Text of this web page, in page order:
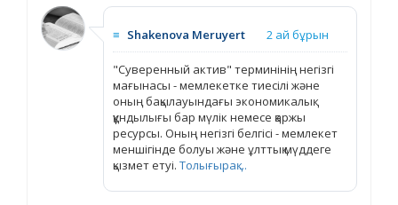
≡ Shakenova Meruyert 2 ай бұрын
"Суверенный актив" терминінің негізгі
мағынасы - мемлекетке тиесілі және
оның бақылауындағы экономикалық
құндылығы бар мүлік немесе қаржы
ресурсы. Оның негізгі белгісі - мемлекет
меншігінде болуы және ұлттық мүддеге
қызмет етуі. Толығырақ ...